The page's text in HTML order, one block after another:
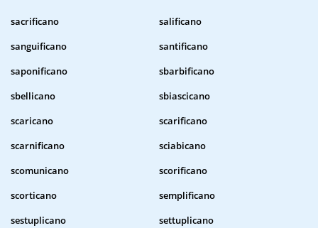
sacrificano
salificano
sanguificano
santificano
saponificano
sbarbificano
sbellicano
sbiascicano
scaricano
scarificano
scarnificano
sciabicano
scomunicano
scorificano
scorticano
semplificano
sestuplicano
settuplicano